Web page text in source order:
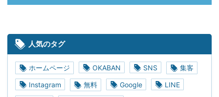
人気のタグ
ホームページ OKABAN SNS 集客
Instagram 無料 Google LINE